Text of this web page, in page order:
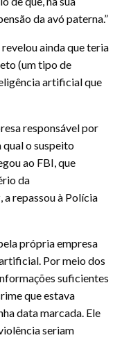
da avó paterna.”
ainda que teria
(um tipo de
artificial que
responsável por
o suspeito
ao FBI, que
da
a repassou à Polícia
própria empresa
Por meio dos
suficientes
que estava
data marcada. Ele
seriam